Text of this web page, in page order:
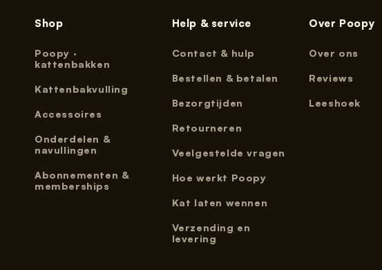
Shop
Poopy ·
kattenbakken
Kattenbakvulling
Accessoires
Onderdelen &
navullingen
Abonnementen &
memberships
Help & service
Contact & hulp
Bestellen & betalen
Bezorgtijden
Retourneren
Veelgestelde vragen
Hoe werkt Poopy
Kat laten wennen
Verzending en
levering
Over Poopy
Over ons
Reviews
Leeshoek